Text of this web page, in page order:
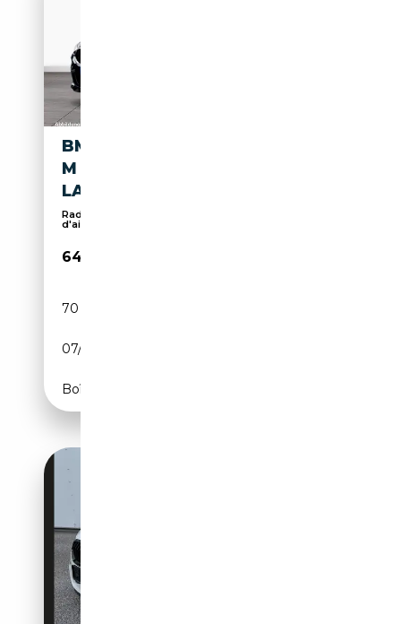
BMW M850 I XDRIVE CABRIO
M SPORTPAKET PA. PLUS
LASER DAB KO
Radio numérique, Affichage tête haute, Caméra
d'ai...
64 950€
70 391 km
07/2022
Boîte automatique